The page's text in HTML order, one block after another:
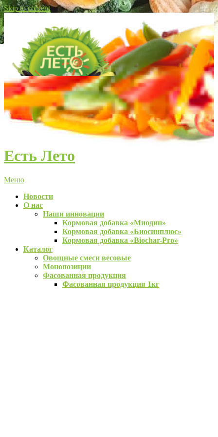
Skip to content
Есть Лето
Меню
Новости
О нас
Наши инновации
Кормовая добавка «Миодин»
Кормовая добавка «Биосинплюс»
Кормовая добавка «Biochar-Pro»
Каталог
Овощные смеси весовые
Монопозиции
Фасованная продукция
Фасованная продукция 1кг